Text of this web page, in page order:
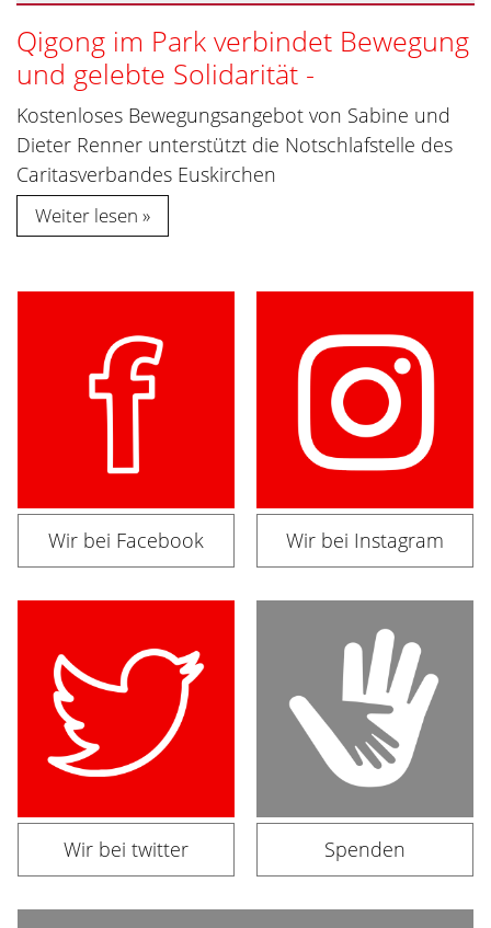
Qigong im Park verbindet Bewegung
und gelebte Solidarität -
Kostenloses Bewegungsangebot von Sabine und
Dieter Renner unterstützt die Notschlafstelle des
Caritasverbandes Euskirchen
Weiter lesen
Wir bei Facebook Wir bei Instagram
Wir bei twitter Spenden